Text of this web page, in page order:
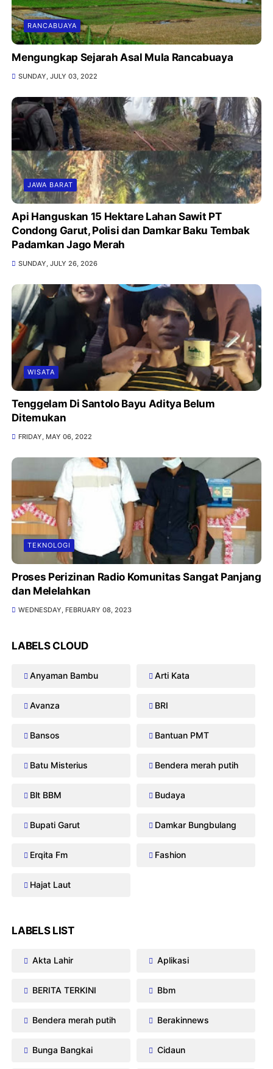
RANCABUAYA
Mengungkap Sejarah Asal Mula Rancabuaya
SUNDAY, JULY 03, 2022
JAWA BARAT
Api Hanguskan 15 Hektare Lahan Sawit PT
Condong Garut, Polisi dan Damkar Baku Tembak
Padamkan Jago Merah
SUNDAY, JULY 26, 2026
WISATA
Tenggelam Di Santolo Bayu Aditya Belum
Ditemukan
FRIDAY, MAY 06, 2022
TEKNOLOGI
Proses Perizinan Radio Komunitas Sangat Panjang
dan Melelahkan
WEDNESDAY, FEBRUARY 08, 2023
LABELS CLOUD
Anyaman Bambu Arti Kata
Avanza BRI
Bansos Bantuan PMT
Batu Misterius Bendera merah putih
Blt BBM Budaya
Bupati Garut Damkar Bungbulang
Erqita Fm Fashion
Hajat Laut
LABELS LIST
Akta Lahir Aplikasi
BERITA TERKINI Bbm
Bendera merah putih Berakinnews
Bunga Bangkai Cidaun